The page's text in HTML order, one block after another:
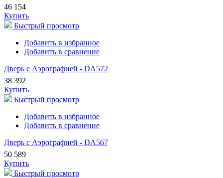
46 154
Купить
Быстрый просмотр
Добавить в избранное
Добавить в сравнение
Дверь с Аэрографией - DA572
38 392
Купить
Быстрый просмотр
Добавить в избранное
Добавить в сравнение
Дверь с Аэрографией - DA567
50 589
Купить
Быстрый просмотр